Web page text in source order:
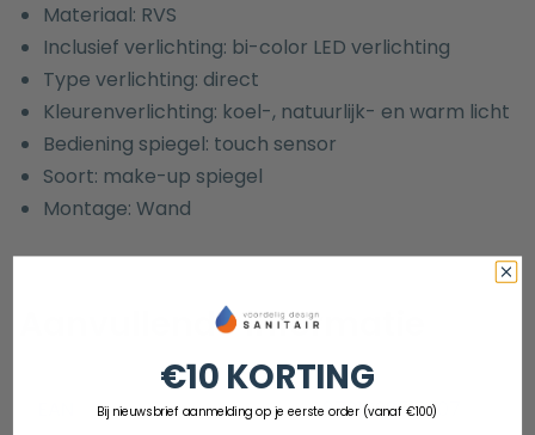
Materiaal: RVS
Inclusief verlichting: bi-color LED verlichting
Type verlichting: direct
Kleurenverlichting: koel-, natuurlijk- en warm licht
Bediening spiegel: touch sensor
Soort: make-up spiegel
Montage: Wand
Aanvullende informatie
8721098512207
€10 KORTING
Bij nieuwsbrief aanmelding op je eerste order (vanaf €100)